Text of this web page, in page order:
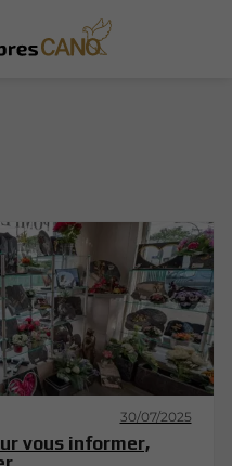
30/07/2025
vous informer,